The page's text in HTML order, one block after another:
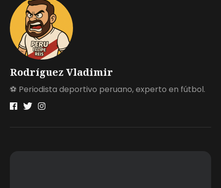
Rodríguez Vladimir
⚽ Periodista deportivo peruano, experto en fútbol.